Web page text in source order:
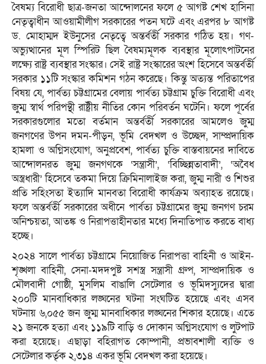
বৈষম্য বিরোধী ছাত্র-জনতা আন্দোলনের ফলে ৫ আগষ্ট শেখ হাসিনা
নেতৃত্বাধীন আওয়ামীলীগ সরকারের পতন ঘটে এবং এরপর ৮ আগষ্ট
ড. মোহাম্মদ ইউনুসের নেতৃত্বে অন্তর্বর্তী সরকার গঠিত হয়। গণ-
অভ্যুত্থানের মূল স্পিরিট ছিল বৈষম্যমূলক ব্যবস্থার মূলোৎপাটনের
লক্ষ্যে রাষ্ট্র ব্যবস্থার সংস্কার। সেই রাষ্ট্র সংস্কারের অংশ হিসেবে অন্তর্বর্তী
সরকার ১১টি সংস্কার কমিশন গঠন করেছে। কিন্তু অত্যন্ত পরিতাপের
বিষয় যে, পার্বত্য চট্টগ্রামের বেলায় পার্বত্য চট্টগ্রাম চুক্তি বিরোধী এবং
জুম্ম স্বার্থ পরিপন্থী রাষ্ট্রীয় নীতির কোন পরিবর্তন ঘটেনি। ফলে পূর্বের
সরকারগুলোর মতো বর্তমান অন্তর্বর্তী সরকারের আমলেও জুম্ম
জনগণের উপন দমন-পীড়ন, ভূমি বেদখল ও উচ্ছেদ, সাম্প্রদায়িক
হামলা ও অগ্নিসংযোগ, অনুপ্রবেশ, পার্বত্য চুক্তি বাস্তবায়নের দাবিতে
আন্দোলনরত জুম্ম জনগণকে ‘সন্ত্রাসী’, ‘বিচ্ছিন্নতাবাদী’, ‘অবৈধ
অস্ত্রধারী’ হিসেবে তকমা দিয়ে ক্রিমিনালাইজ করা, জুম্ম নারী ও শিশুর
প্রতি সহিংসতা ইত্যাদি মানবতা বিরোধী কার্যক্রম অব্যাহত রয়েছে।
ফলে অন্তর্বর্তী সরকারের অধীনে পার্বত্য চট্টগ্রামের জুম্ম জনগণ চরম
অনিশ্চয়তা, আতঙ্ক ও নিরাপত্তাহীনতার মধ্যে দিনাতিপাত করতে বাধ্য
হচ্ছে।
২০২৪ সালে পার্বত্য চট্টগ্রামে নিয়োজিত নিরাপত্তা বাহিনী ও আইন-
শৃঙ্খলা বাহিনী, সেনা-মদদপুষ্ট সশস্ত্র সন্ত্রাসী গ্রুপ, সাম্প্রদায়িক ও
মৌলবাদী গোষ্ঠী, মুসলিম বাঙালি সেটেলার ও ভূমিদস্যুদের দ্বারা
২০০টি মানবাধিকার লঙ্ঘনের ঘটনা সংঘটিত হয়েছে এবং এসব
ঘটনায় ৬,০৫৫ জন জুম্ম মানবাধিকার লঙ্ঘনের শিকার হয়েছে। এতে
২১ জনকে হত্যা এবং ১১৯টি বাড়ি ও দোকান অগ্নিসংযোগ ও লুটপাট
করা হয়েছে। এছাড়া বহিরাগত কোম্পানী, প্রভাবশালী ব্যক্তি ও
সেটেলার কর্তৃক ২,৩১৪ একর ভূমি বেদখল করা হয়েছে।